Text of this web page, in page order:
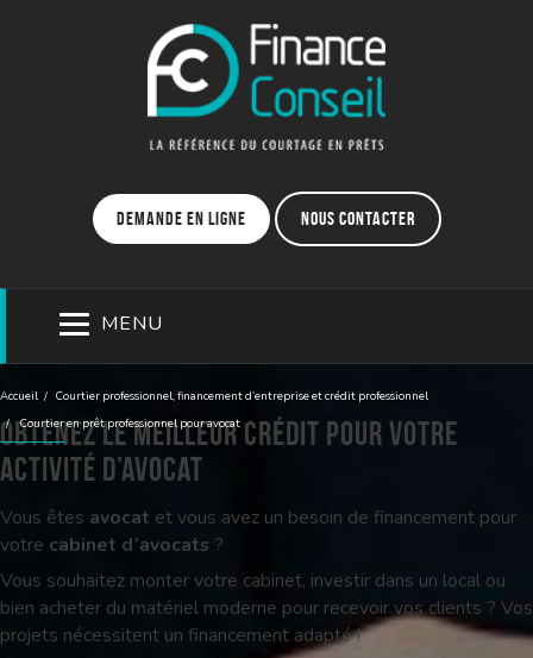
Demande en ligne Nous contacter
MENU
Accueil
Courtier professionnel, financement d’entreprise et crédit professionnel
Courtier en prêt professionnel pour avocat
Obtenez le meilleur crédit pour votre
activité d’avocat
Vous êtes avocat et vous avez un besoin de financement pour
votre cabinet d’avocats ?
Vous souhaitez monter votre cabinet, investir dans un local ou
bien acheter du matériel moderne pour recevoir vos clients ? Vos
projets nécessitent un financement adapté !